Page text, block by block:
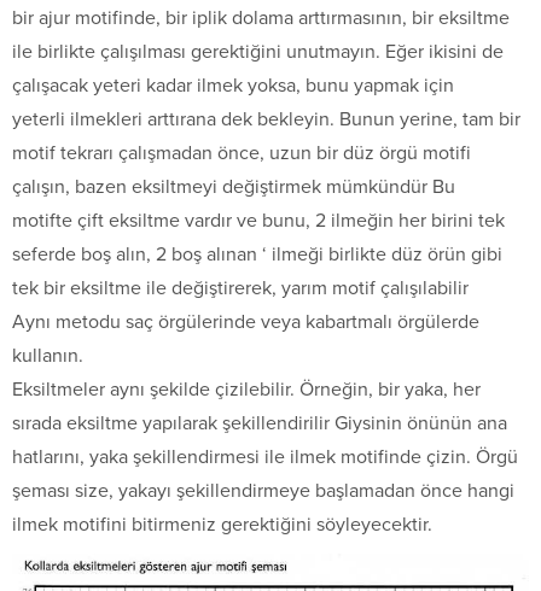
bir ajur motifinde, bir iplik dolama arttırmasının, bir eksiltme
ile birlikte çalışılması gerektiğini unutmayın. Eğer ikisini de
çalışacak yeteri kadar ilmek yoksa, bunu yapmak için
yeterli ilmekleri arttırana dek bekleyin. Bunun yerine, tam bir
motif tekrarı çalışmadan önce, uzun bir düz örgü motifi
çalışın, bazen eksiltmeyi değiştirmek mümkündür Bu
motifte çift eksiltme vardır ve bunu, 2 ilmeğin her birini tek
seferde boş alın, 2 boş alınan ‘ ilmeği birlikte düz örün gibi
tek bir eksiltme ile değiştirerek, yarım motif çalışılabilir
Aynı metodu saç örgülerinde veya kabartmalı örgülerde
kullanın.
Eksiltmeler aynı şekilde çizilebilir. Örneğin, bir yaka, her
sırada eksiltme yapılarak şekillendirilir Giysinin önünün ana
hatlarını, yaka şekillendirmesi ile ilmek motifinde çizin. Örgü
şeması size, yakayı şekillendirmeye başlamadan önce hangi
ilmek motifini bitirmeniz gerektiğini söyleyecektir.